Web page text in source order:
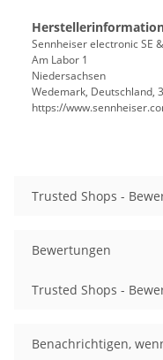
Sennheiser electronic SE
Am Labor 1
Niedersachsen
Wedemark, Deutschland,
https://
Trusted Shops -
Bewertungen
Trusted Shops -
Benachrichtigen,